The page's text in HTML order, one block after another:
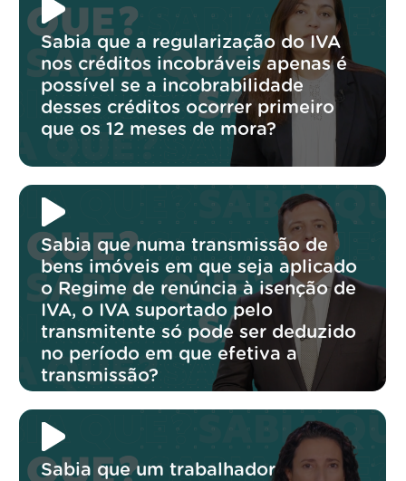
Sabia que a regularização do IVA
nos créditos incobráveis apenas é
possível se a incobrabilidade
desses créditos ocorrer primeiro
que os 12 meses de mora?
Sabia que numa transmissão de
bens imóveis em que seja aplicado
o Regime de renúncia à isenção de
IVA, o IVA suportado pelo
transmitente só pode ser deduzido
no período em que efetiva a
transmissão?
Sabia que um trabalhador